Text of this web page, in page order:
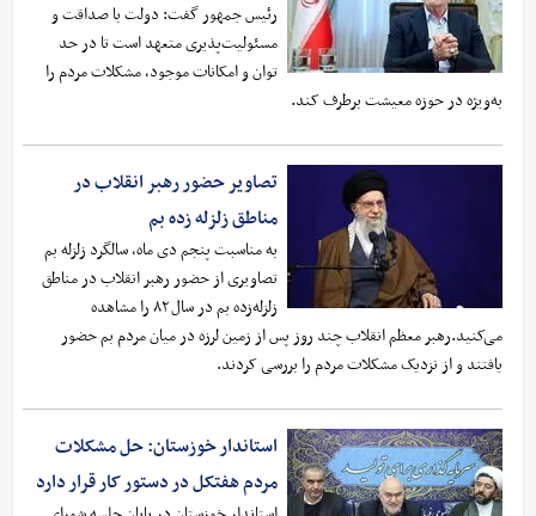
رئیس جمهور گفت: دولت با صداقت و
مسئولیت‌پذیری متعهد است تا در حد
توان و امکانات موجود، مشکلات مردم را
به‌ویژه در حوزه معیشت برطرف کند.
تصاویر حضور رهبر انقلاب در
مناطق زلزله زده بم
به مناسبت پنجم دی ماه، سالگرد زلزله بم
تصاویری از حضور رهبر انقلاب در مناطق
زلزله‌زده بم در سال ۸۲ را مشاهده
می‌کنید.رهبر معظم انقلاب چند روز پس از زمین لرزه در میان مردم بم حضور
یافتند و از نزدیک مشکلات مردم را بررسی کردند.
استاندار خوزستان: حل مشکلات
مردم هفتکل در دستور کار قرار دارد